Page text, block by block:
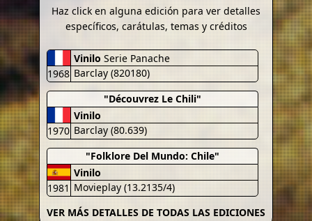
Haz click en alguna edición para ver detalles
específicos, carátulas, temas y créditos
1968
ViniloSerie Panache
Barclay (820180)
"Découvrez Le Chili"
1970
Vinilo
Barclay (80.639)
"Folklore Del Mundo: Chile"
1981
Vinilo
Movieplay (13.2135/4)
VER MÁS DETALLES DE TODAS LAS EDICIONES